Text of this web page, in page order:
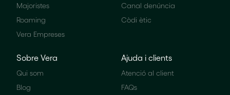
Majoristes
Roaming
Vera Empreses
Canal denúncia
Còdi ètic
Sobre Vera
Qui som
Blog
Ajuda i clients
Atenció al client
FAQs